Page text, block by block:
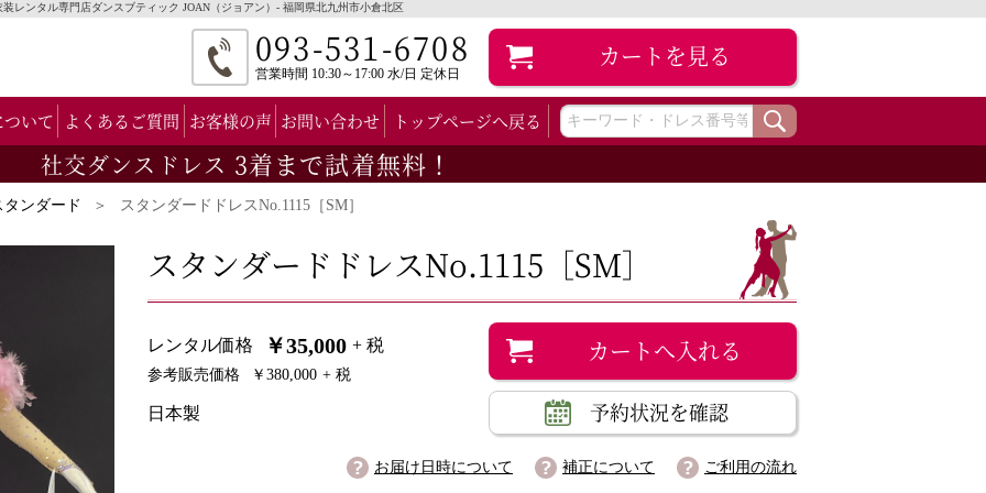
レンタル専門店ダンスブティック JOAN（ジョアン）- 福岡県北九州市小倉北区
093-531-6708
営業時間 10:30～17:00 水/日 定休日
カート を見る
いて よくあるご質問 お客様の声 お問い合わせ トップページへ戻る
社交ダンスドレス 3着まで試着無料！
タンダード スタンダードドレスNo.1115［SM］
スタンダードドレスNo.1115［SM］
レンタル価格 ￥35,000 + 税
参考販売価格 ￥380,000 + 税
日本製
カートへ入れる
予約状況を確認
お届け日時について 補正について ご利用の流れ